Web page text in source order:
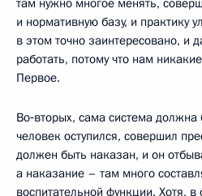
и нормативную базу, и практику
в этом точно заинтересовано, и
работать, потому что нам
Первое.
Во‑вторых, сама система
человек оступился, совершил
должен быть наказан, и он
а наказание – там много
воспитательной функции. Хотя,